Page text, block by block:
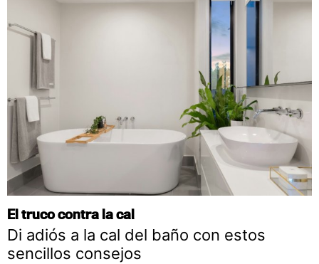
El truco contra la cal
Di adiós a la cal del baño con estos
sencillos consejos